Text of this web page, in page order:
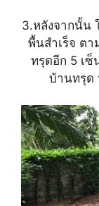
3.หลังจากนั้น
พื้นสำเร็จ ตา
ทรุดอีก 5 เ
บ้านทรุด